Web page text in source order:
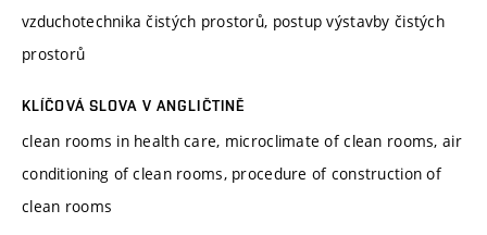
vzduchotechnika čistých prostorů, postup výstavby čistých
prostorů
KLÍČOVÁ SLOVA V ANGLIČTINĚ
clean rooms in health care, microclimate of clean rooms, air
conditioning of clean rooms, procedure of construction of
clean rooms